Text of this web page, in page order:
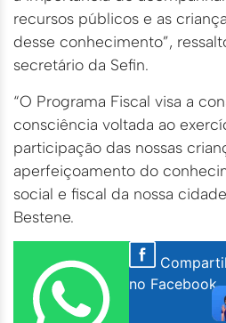
recursos públicos e as
desse conhecimento”,
secretário da Sefin.
“O Programa Fiscal visa a
consciência voltada ao
participação das nossas
aperfeiçoamento do
social e fiscal da nossa
Bestene.
no Facebook